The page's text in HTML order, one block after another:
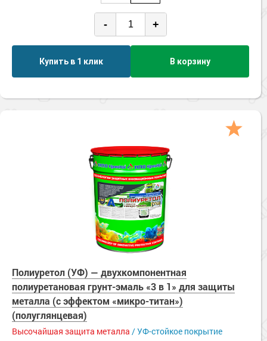
- +
Купить в 1 клик В корзину
Полиуретол (УФ) — двухкомпонентная
полиуретановая грунт-эмаль «3 в 1» для защиты
металла (с эффектом «микро-титан»)
(полуглянцевая)
Высочайшая защита металла / УФ-стойкое покрытие